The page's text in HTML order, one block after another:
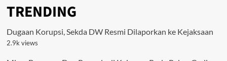
TRENDING
Dugaan Korupsi, Sekda DW Resmi Dilaporkan ke Kejaksaan
2.9k views